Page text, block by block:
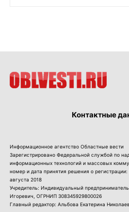
Контактные
Информационное агентство Областные вести
Зарегистрировано Федеральной службой по
информационных технологий и массовых
номер и дата принятия решения о
августа 2018
Учредитель: Индивидуальный
Игоревич, ОГРНИП 308345929800026
Главный редактор: Альбова Екатерина